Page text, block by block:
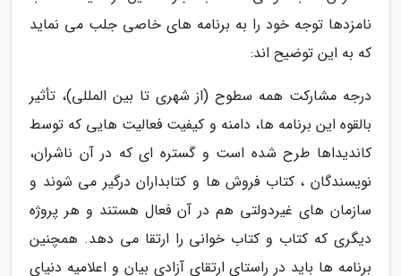
نامزدها توجه خود را به برنامه های خاصی جلب می نماید
که به این توضیح اند:
درجه مشارکت همه سطوح (از شهری تا بین المللی)، تأثیر
بالقوه این برنامه ها، دامنه و کیفیت فعالیت هایی که توسط
کاندیداها طرح شده است و گستره ای که در آن ناشران،
نویسندگان ، کتاب فروش ها و کتابداران درگیر می شوند و
سازمان های غیردولتی هم در آن فعال هستند و هر پروژه
دیگری که کتاب و کتاب خوانی را ارتقا می دهد. همچنین
برنامه ها باید در راستای ارتقای آزادی بیان و اعلامیه دنیای